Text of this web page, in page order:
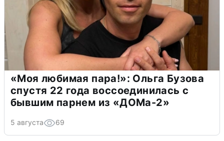
«Моя любимая пара!»: Ольга Бузова
спустя 22 года воссоединилась с
бывшим парнем из «ДОМа-2»
5 августа 69